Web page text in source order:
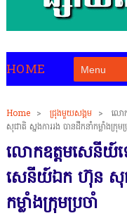
HOME
Home > ជ្រុងមួយសង្គម >
លោ
សុជាតិ ស្នងការរង បានដឹកនាំកម្លាំងក្រុមប្
លោកឧត្តមសេនីយ៍
សេនីយ៍ឯក ហ៊ុន សុជ
កម្លាំងក្រុមប្រចាំ